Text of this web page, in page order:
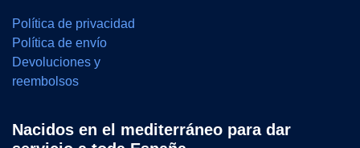
Política de privacidad
Política de envío
Devoluciones y
reembolsos
Nacidos en el mediterráneo para dar